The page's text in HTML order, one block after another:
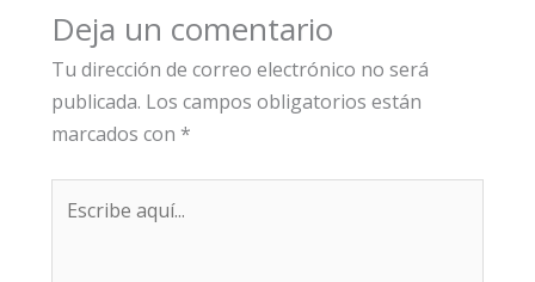
Deja un comentario
Tu dirección de correo electrónico no será
publicada. Los campos obligatorios están
marcados con *
aquí...